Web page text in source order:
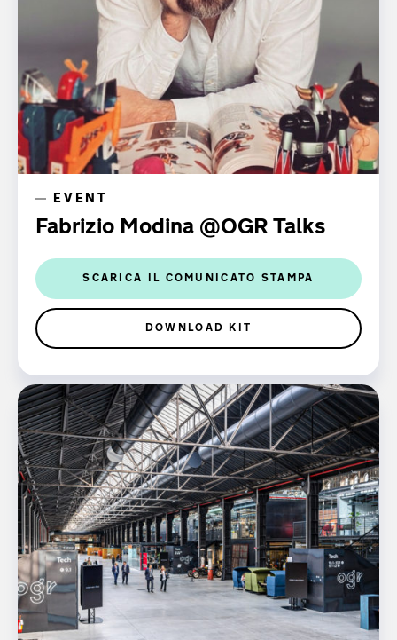
EVENT
Fabrizio Modina @OGR Talks
SCARICA IL COMUNICATO STAMPA
DOWNLOAD KIT